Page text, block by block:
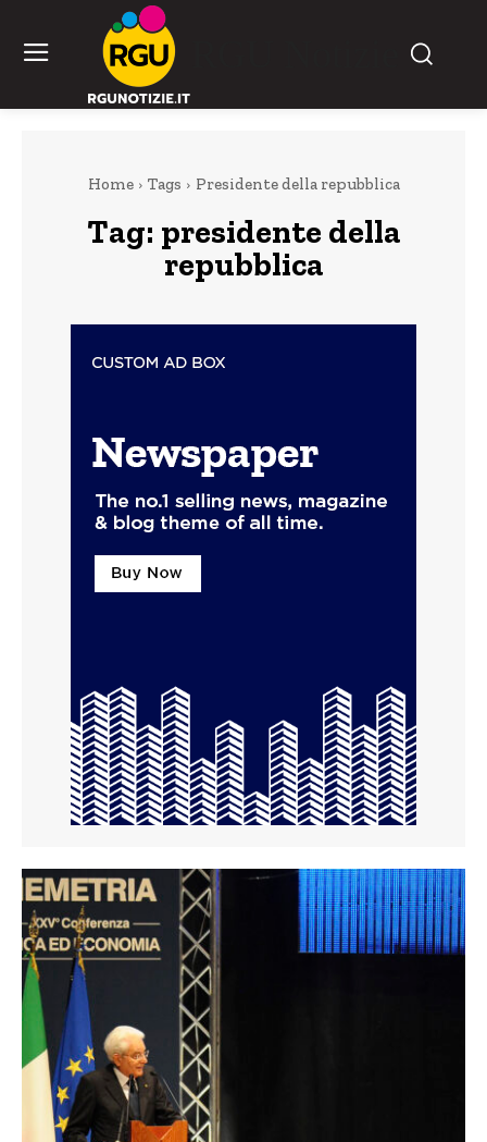
Home Tags Presidente della repubblica
Tag: presidente della
repubblica